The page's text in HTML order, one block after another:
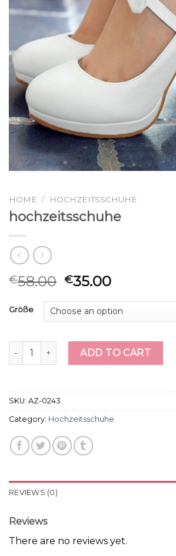
HOME / HOCHZEITSSCHUHE
hochzeitsschuhe
€58.00 €35.00
Größe
hochzeitsschuhe quantity
ADD TO CART
SKU: AZ-0243
Category: Hochzeitsschuhe
REVIEWS (0)
Reviews
There are no reviews yet.